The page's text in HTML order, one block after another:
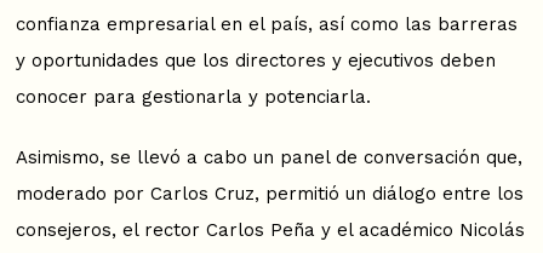
confianza empresarial en el país, así como las barreras
y oportunidades que los directores y ejecutivos deben
conocer para gestionarla y potenciarla.
Asimismo, se llevó a cabo un panel de conversación que,
moderado por Carlos Cruz, permitió un diálogo entre los
consejeros, el rector Carlos Peña y el académico Nicolás